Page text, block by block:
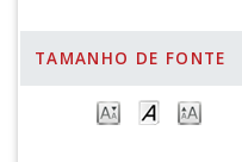
TAMANHO DE FONTE